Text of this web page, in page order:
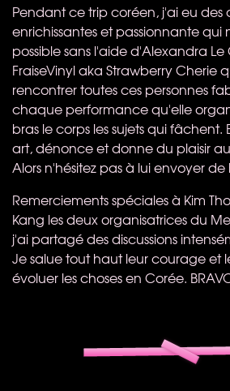
Pendant ce trip coréen, j'ai eu des
enrichissantes et passionnante
possible sans l'aide d'Alexandra
FraiseVinyl aka Strawberry Cherie
rencontrer toutes ces personnes
chaque performance qu'elle
bras le corps les sujets qui fâchent.
art, dénonce et donne du plaisir
Alors n'hésitez pas à lui envoyer de
Remerciements spéciales à Kim
Kang les deux organisatrices du
j'ai partagé des discussions
Je salue tout haut leur courage et
évoluer les choses en Corée.